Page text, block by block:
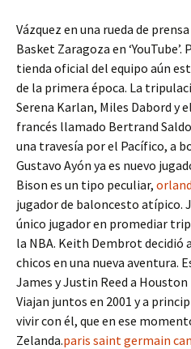
Vázquez en una rueda de
Basket Zaragoza en
tienda oficial del equipo aún
de la primera época. La
Serena Karlan, Miles Dabord y
francés llamado Bertrand
una travesía por el Pacífico, a
Gustavo Ayón ya es nuevo
Bison es un tipo peculiar,
jugador de baloncesto atípico.
único jugador en promediar
la NBA. Keith Dembrot decidió
chicos en una nueva aventura.
James y Justin Reed a
Viajan juntos en 2001 y a
vivir con él, que en ese
Zelanda.paris saint germain